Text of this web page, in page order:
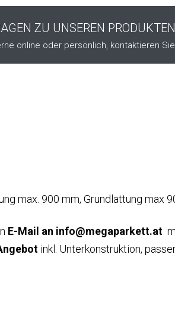
ZU UNSEREN
online oder persönlich, kontaktieren
max. 900 mm, Grundlattung max
E-Mail an info@megaparkett.at
inkl. Unterkonstruktion,